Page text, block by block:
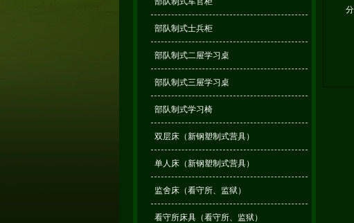
部队制式士兵柜
部队制式二屉学习桌
部队制式三屉学习桌
部队制式学习椅
双层床（新钢塑制式营具）
单人床（新钢塑制式营具）
监舍床（看守所、监狱）
看守所床具（看守所、监狱）